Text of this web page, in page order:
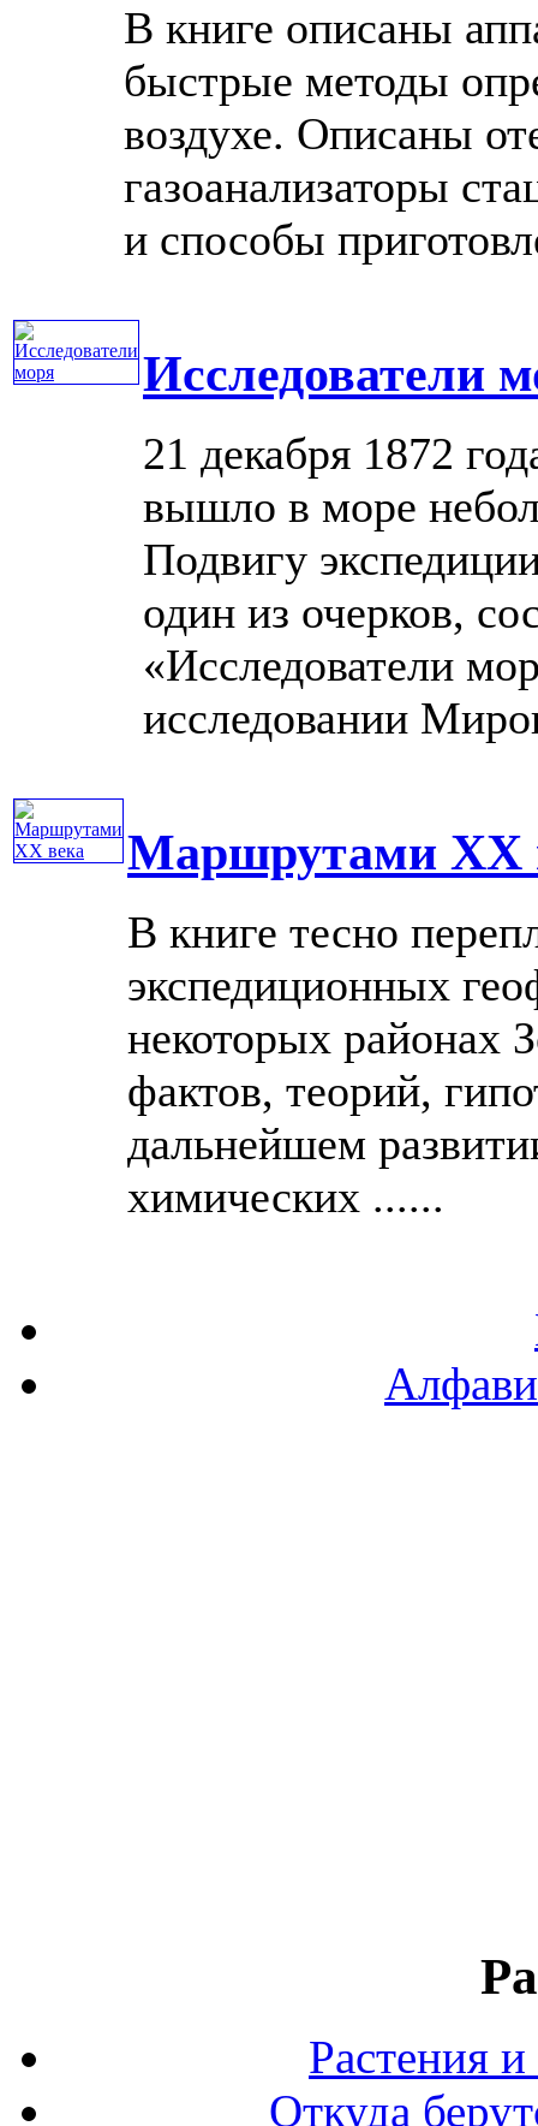
В книге описаны
быстрые методы
воздухе. Описаны
газоанализаторы
и способы
Исследователи
21 декабря 1872
вышло в море
Подвигу
один из очерков,
«Исследователи
исследовании
Маршрутами ХХ
В книге тесно
экспедиционных
некоторых районах
фактов, теорий,
дальнейшем
химических ......
Растения
Откуда